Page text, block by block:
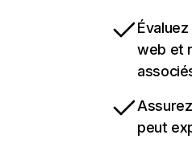
web et
peut